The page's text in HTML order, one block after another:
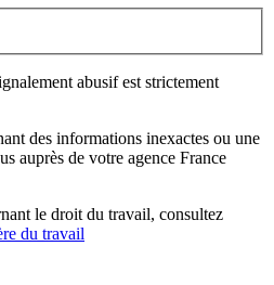
abusif est strictement
des informations inexactes ou une
auprès de votre agence France
le droit du travail, consultez
du travail